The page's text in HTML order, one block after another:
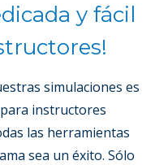
y fácil
simulaciones es
instructores
las herramientas
sea un éxito. Sólo